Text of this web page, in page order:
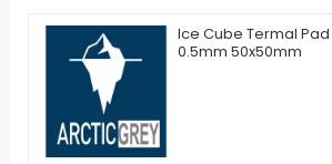
Ice Cube Termal
0.5mm 50x50mm